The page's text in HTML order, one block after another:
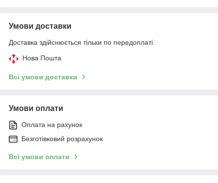
Умови доставки
Доставка здійснюється тільки по передоплаті.
Нова Пошта
Всі умови доставки
Умови оплати
Оплата на рахунок
Безготівковий розрахунок
Всі умови оплати